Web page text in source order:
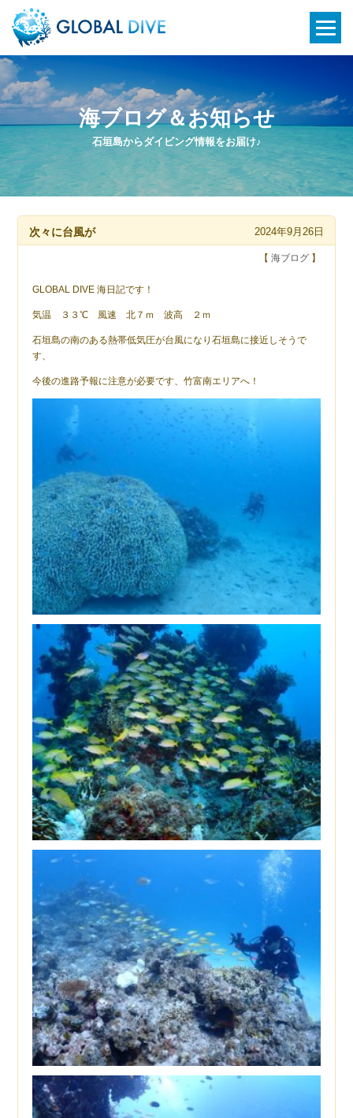
石垣島からダイビング情報をお届け♪
海ブログ＆お知らせ
次々に台風が 2024年9月26日
【 海ブログ】
GLOBAL DIVE 海日記です！
気温 ３３℃ 風速 北７ｍ 波高 ２ｍ
石垣島の南のある熱帯低気圧が台風になり石垣島に接近しそうで
す、
今後の進路予報に注意が必要です、竹富南エリアへ！